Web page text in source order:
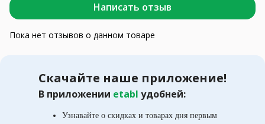
Написать отзыв
Пока нет отзывов о данном товаре
Скачайте наше приложение!
В приложении etabl удобней:
Узнавайте о скидках и товарах дня первым